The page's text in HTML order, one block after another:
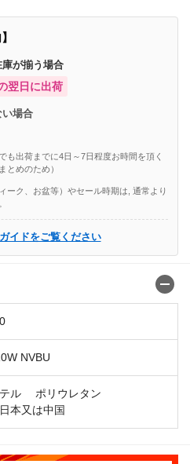
が揃う場合
翌日に出荷
場合
出荷までに4日～7日程度お時間を頂く
とめのため）
ク、お盆等）やセール時期は, 通常より
イドをご覧ください
NVBU
テル ポリウレタン
本又は中国